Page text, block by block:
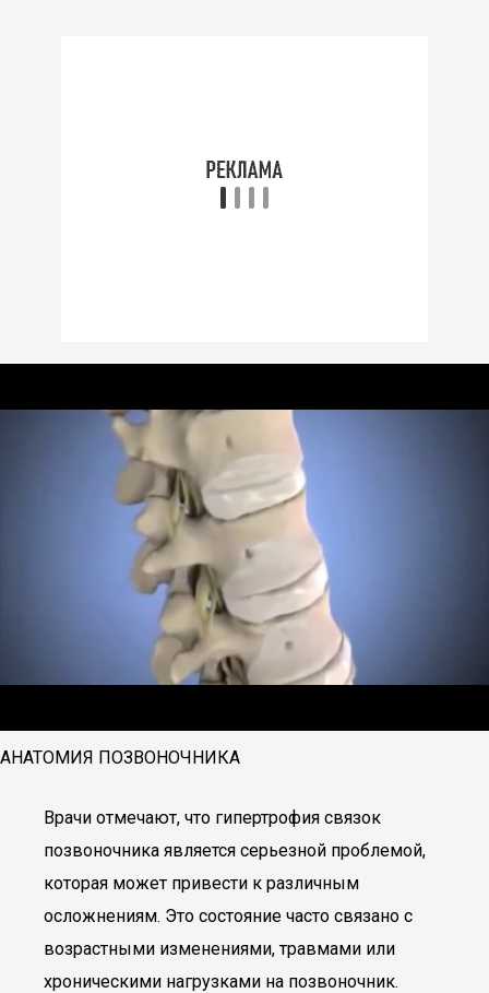
АНАТОМИЯ ПОЗВОНОЧНИКА
Врачи отмечают, что гипертрофия связок
позвоночника является серьезной проблемой,
которая может привести к различным
осложнениям. Это состояние часто связано с
возрастными изменениями, травмами или
хроническими нагрузками на позвоночник.